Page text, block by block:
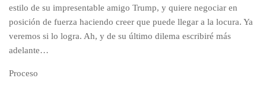
estilo de su impresentable amigo Trump, y quiere negociar en
posición de fuerza haciendo creer que puede llegar a la locura. Ya
veremos si lo logra. Ah, y de su último dilema escribiré más
adelante…
Proceso